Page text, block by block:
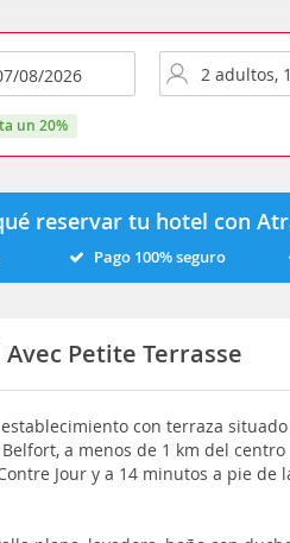
un 20%
reservar tu hotel con
Pago 100% seguro
Petite Terrasse
con terraza
a menos de 1 km del centro
Jour y a 14 minutos a pie de